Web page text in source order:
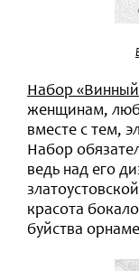
Набор «Винный
женщинам,
вместе с тем,
Набор
ведь над его
красота
буйства